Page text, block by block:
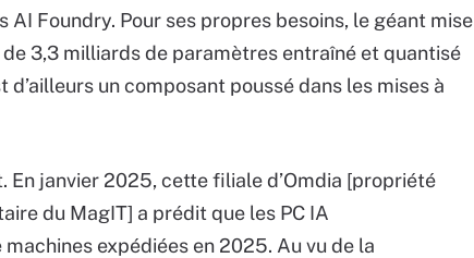
Foundry. Pour ses propres besoins, le géant mise
3,3 milliards de paramètres entraîné et quantisé
un composant poussé dans les mises à
En janvier 2025, cette filiale d’Omdia [propriété
du MagIT] a prédit que les PC IA
expédiées en 2025. Au vu de la